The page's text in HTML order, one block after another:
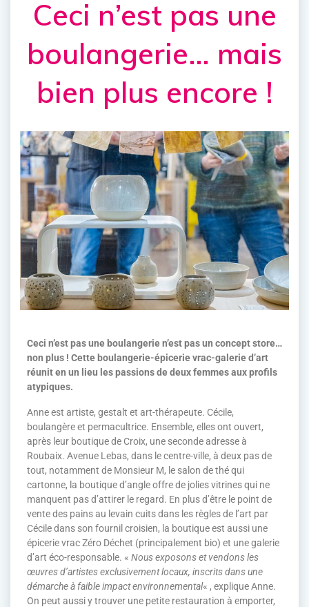
Ceci n’est pas une
boulangerie… mais
bien plus encore !
Ceci n’est pas une boulangerie n’est pas un concept store…
non plus ! Cette boulangerie-épicerie vrac-galerie d’art
réunit en un lieu les passions de deux femmes aux profils
atypiques.
Anne est artiste, gestalt et art-thérapeute. Cécile,
boulangère et permacultrice. Ensemble, elles ont ouvert,
après leur boutique de Croix, une seconde adresse à
Roubaix. Avenue Lebas, dans le centre-ville, à deux pas de
tout, notamment de Monsieur M, le salon de thé qui
cartonne, la boutique d’angle offre de jolies vitrines qui ne
manquent pas d’attirer le regard. En plus d’être le point de
vente des pains au levain cuits dans les règles de l’art par
Cécile dans son fournil croisien, la boutique est aussi une
épicerie vrac Zéro Déchet (principalement bio) et une galerie
d’art éco-responsable. « Nous exposons et vendons les
œuvres d’artistes exclusivement locaux, inscrits dans une
démarche à faible impact environnemental« , explique Anne.
On peut aussi y trouver une petite restauration à emporter,